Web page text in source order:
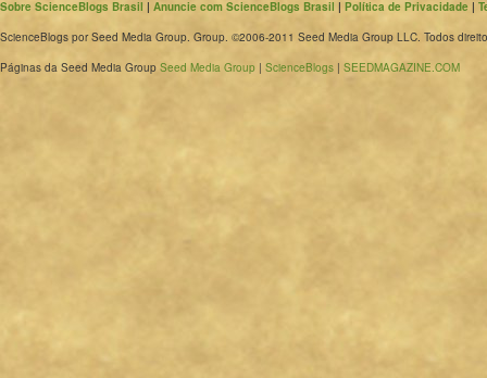
Sobre ScienceBlogs Brasil | Anuncie com ScienceBlogs Brasil | Política de Privacidade |
ScienceBlogs por Seed Media Group. Group. ©2006-2011 Seed Media Group LLC. Todos
Páginas da Seed Media Group Seed Media Group | ScienceBlogs | SEEDMAGAZINE.COM